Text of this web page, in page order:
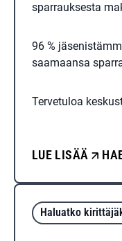
sparrauksesta
96 %
saamaansa
Tervetuloa
LUE LISÄÄ
Haluatko